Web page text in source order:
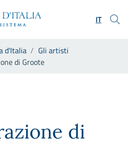
IT
d'Italia
Gli artisti
di Groote
di